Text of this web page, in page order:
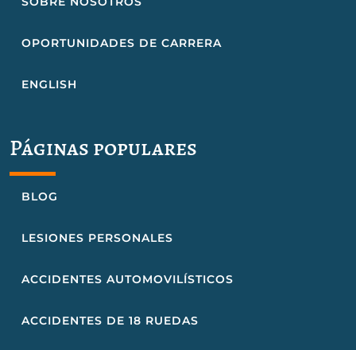
OPORTUNIDADES DE CARRERA
ENGLISH
Páginas populares
BLOG
LESIONES PERSONALES
ACCIDENTES AUTOMOVILÍSTICOS
ACCIDENTES DE 18 RUEDAS